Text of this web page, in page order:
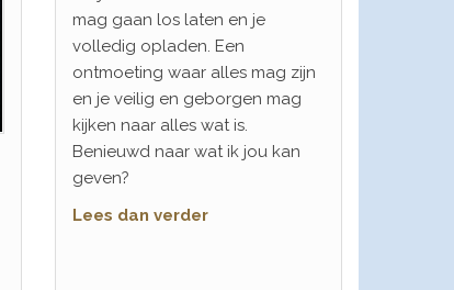
mag gaan los laten en je
volledig opladen. Een
ontmoeting waar alles mag zijn
en je veilig en geborgen mag
kijken naar alles wat is.
Benieuwd naar wat ik jou kan
geven?
Lees dan verder